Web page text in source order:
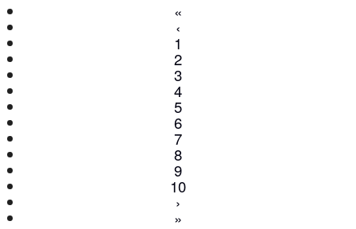
«
‹
1
2
3
4
5(current)
6
7
8
9
10
›
»